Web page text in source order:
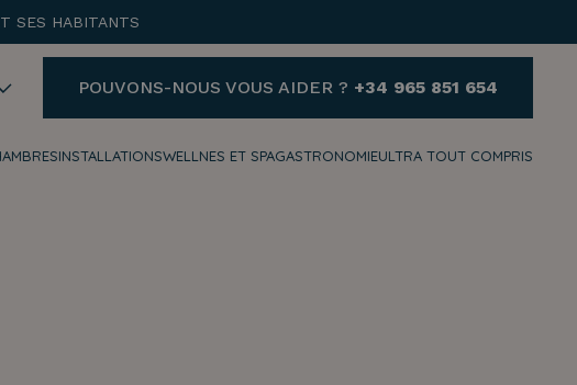
SES HABITANTS
POUVONS-NOUS VOUS AIDER ? +34 965 851 654
INSTALLATIONSWELLNES ET SPAGASTRONOMIEULTRA TOUT COMPRIS